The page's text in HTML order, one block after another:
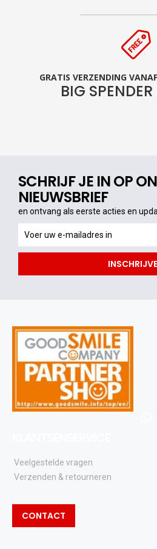
GRATIS VERZENDING
BIG
SCHRIJF JE IN OP
NIEUWSBRIEF
en ontvang als eerste acties en
ontvang
als
acties
Veelgestelde vragen
Verzenden & retourneren
CONTACT